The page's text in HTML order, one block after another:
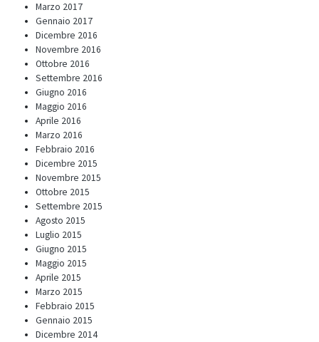
Marzo 2017
Gennaio 2017
Dicembre 2016
Novembre 2016
Ottobre 2016
Settembre 2016
Giugno 2016
Maggio 2016
Aprile 2016
Marzo 2016
Febbraio 2016
Dicembre 2015
Novembre 2015
Ottobre 2015
Settembre 2015
Agosto 2015
Luglio 2015
Giugno 2015
Maggio 2015
Aprile 2015
Marzo 2015
Febbraio 2015
Gennaio 2015
Dicembre 2014